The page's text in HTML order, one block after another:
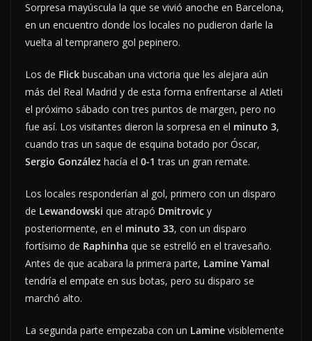
Sorpresa mayúscula la que se vivió anoche en Barcelona,
en un encuentro donde los locales no pudieron darle la
vuelta al tempranero gol pepinero.
Los de Flick buscaban una victoria que les alejara aún
más del Real Madrid y de esta forma enfrentarse al Atleti
el próximo sábado con tres puntos de margen, pero no
fue así. Los visitantes dieron la sorpresa en el minuto 3,
cuando tras un saque de esquina botado por Óscar,
Sergio González hacía el 0-1 tras un gran remate.
Los locales responderían al gol, primero con un disparo
de Lewandowski que atrapó Dmitrovic y
posteriormente, en el minuto 33, con un disparo
fortísimo de Raphinha que se estrelló en el travesaño.
Antes de que acabara la primera parte, Lamine Yamal
tendría el empate en sus botas, pero su disparo se
marchó alto.
La segunda parte empezaba con un Lamine visiblemente